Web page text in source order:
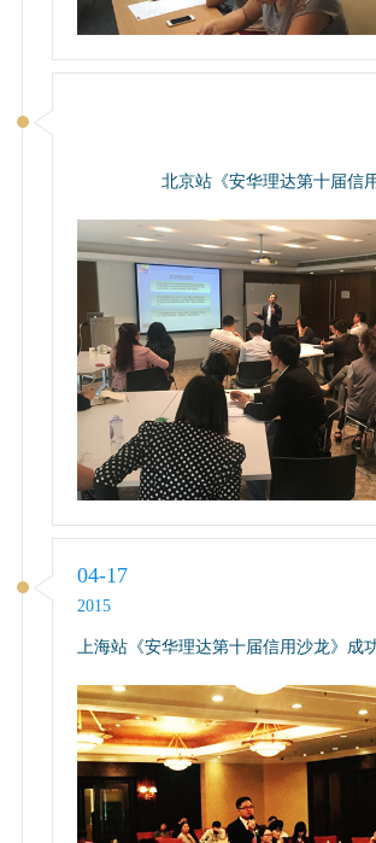
北京站《安华理达第十届信
04-17
2015
上海站《安华理达第十届信用沙龙》成